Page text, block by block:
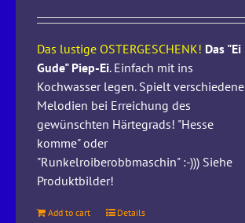
Das lustige OSTERGESCHENK! Das "Ei
Gude" Piep-Ei. Einfach mit ins
Kochwasser legen. Spielt verschiedene
Melodien bei Erreichung des
gewünschten Härtegrads! "Hesse
komme" oder
"Runkelroiberobbmaschin" :-))) Siehe
Produktbilder!
Add to cart Details